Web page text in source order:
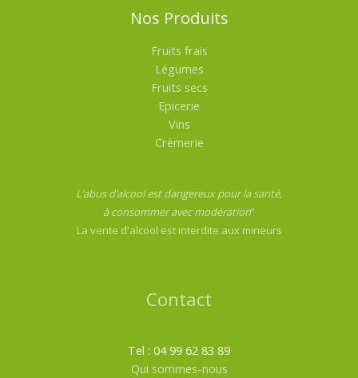
Nos Produits
Fruits frais
Légumes
Fruits secs
Epicerie
Vins
Crèmerie
L’abus d’alcool est dangereux pour la santé,
à consommer avec modération”
La vente d'alcool est interdite aux mineurs
Contact
Tel : 04 99 62 83 89
Qui sommes-nous